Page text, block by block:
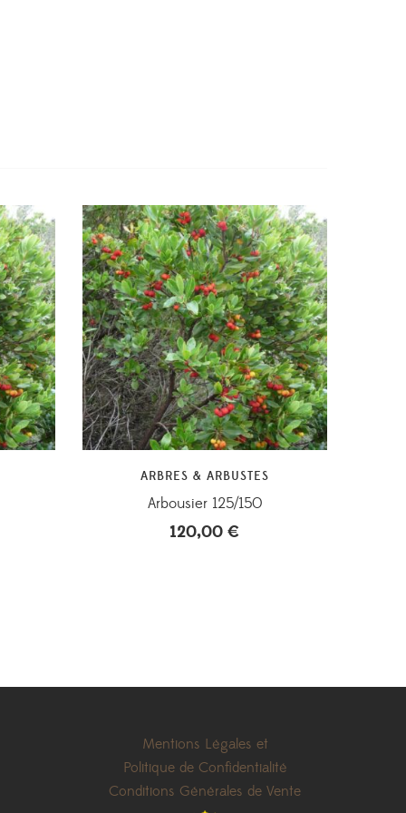
ARBRES & ARBUSTES
Arbousier 125/150
120,00 €
Mentions Légales et
Politique de Confidentialité
Conditions Générales de Vente